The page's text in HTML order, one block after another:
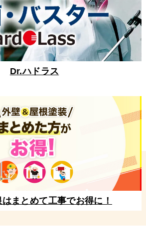
Dr.ハドラス
まとめて工事でお得に！